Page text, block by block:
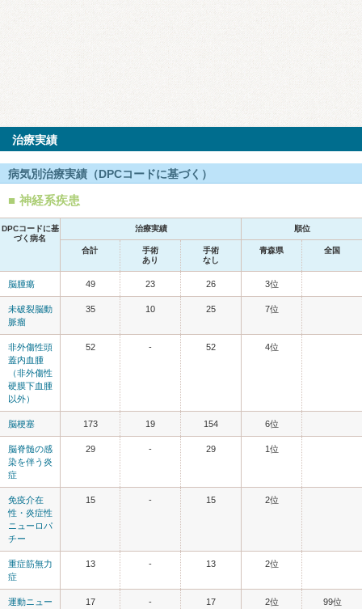
治療実績
病気別治療実績（DPCコードに基づく）
神経系疾患
DPCコードに基
づく病名
治療実績 順位
合計
手術
あり
手術
なし
青森県 全国
脳腫瘍 49 23 26 3位
未破裂脳動
脈瘤
35 10 25 7位
非外傷性頭
蓋内血腫
（非外傷性
硬膜下血腫
以外）
52 - 52 4位
脳梗塞 173 19 154 6位
脳脊髄の感
染を伴う炎
症
29 - 29 1位
免疫介在
性・炎症性
ニューロパ
チー
15 - 15 2位
重症筋無力
症
13 - 13 2位
運動ニュー
17 - 17 2位 99位